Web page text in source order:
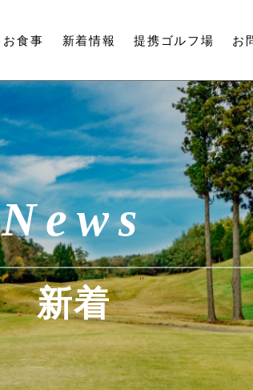
お食事 新着情報 提携ゴルフ場 お
News
新着